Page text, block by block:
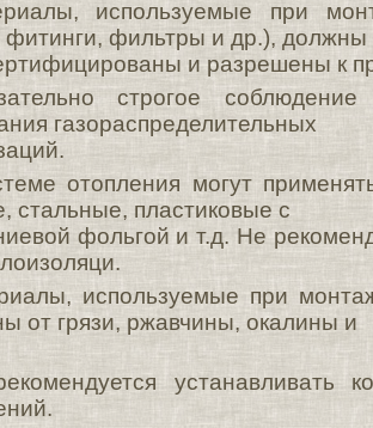
используемые при
фитинги, фильтры и др.), должны
и разрешены к
строгое
газораспределительных
отопления могут
стальные, пластиковые с
фольгой и т.д. Не
используемые при
от грязи, ржавчины, окалины и
устанавливать